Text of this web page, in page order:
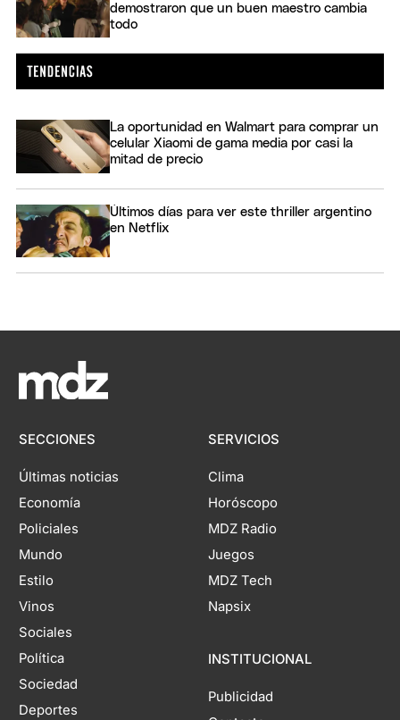
demostraron que un buen maestro cambia
todo
La oportunidad en Walmart para comprar un
celular Xiaomi de gama media por casi la
mitad de precio
Últimos días para ver este thriller argentino
en Netflix
SECCIONES
Últimas noticias
Economía
Policiales
Mundo
Estilo
Vinos
Sociales
Política
Sociedad
Deportes
SERVICIOS
Clima
Horóscopo
MDZ Radio
Juegos
MDZ Tech
Napsix
INSTITUCIONAL
Publicidad